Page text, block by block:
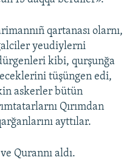
qartanası olarnı,
yeudiylerni
kibi, qurşunğa
tüşüngen edi,
askerler bütün
Qırımdan
ayttılar.
Qurannı aldı.